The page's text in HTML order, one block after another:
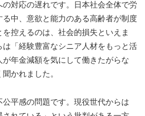
対応の遅れです。日本社会全体で労
る中、意欲と能力のある高齢者が制度
控えるのは、社会的損失といえま
は「経験豊富なシニア人材をもっと活
が年金減額を気にして働きたがらな
かれました。
平感の問題です。現役世代からは